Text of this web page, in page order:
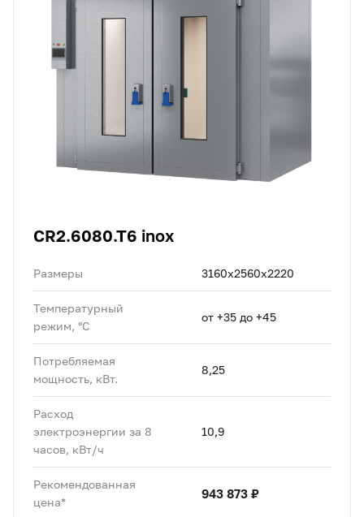
CR2.6080.T6 inox
Размеры 3160х2560х2220
Температурный
режим, °C
от +35 до +45
Потребляемая
мощность, кВт.
8,25
Расход
электроэнергии за 8
часов, кВт/ч
10,9
Рекомендованная
цена*
943 873 ₽